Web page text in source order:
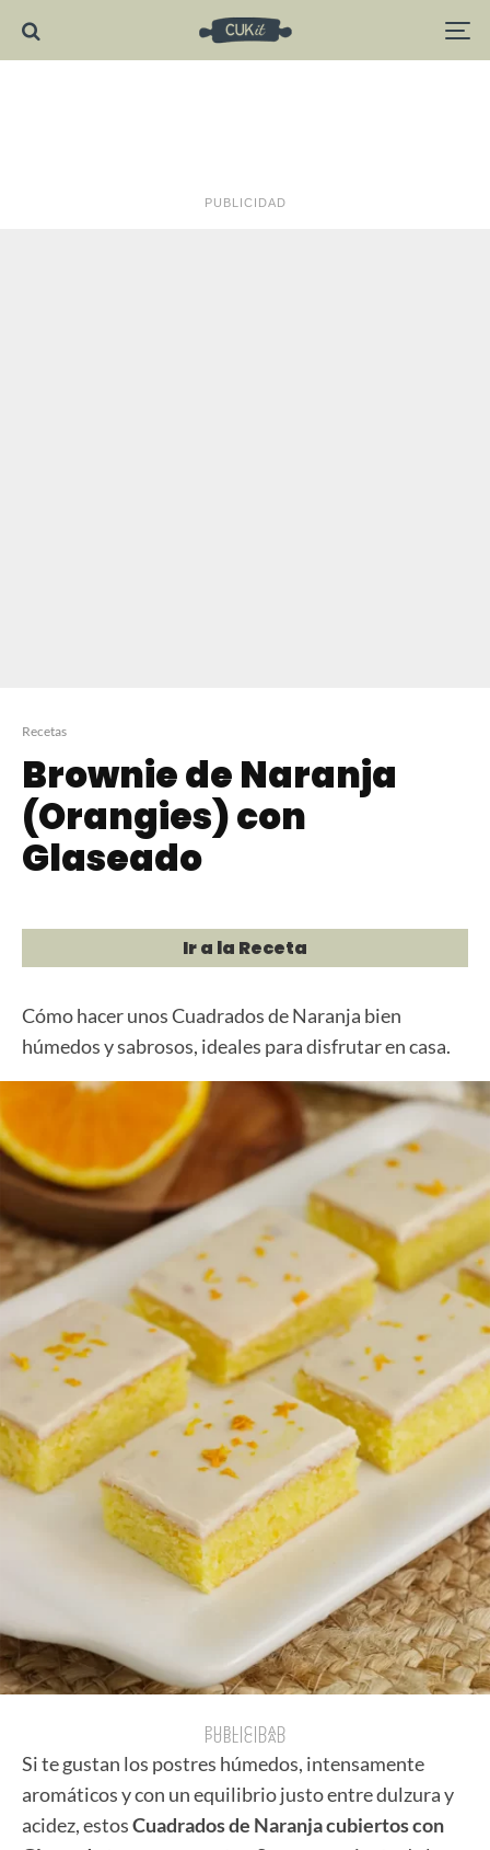
PUBLICIDAD
Recetas
Brownie de Naranja
(Orangies) con
Glaseado
Ir a la Receta
Cómo hacer unos Cuadrados de Naranja bien
húmedos y sabrosos, ideales para disfrutar en casa.
PUBLICIDAD
PUBLICIDAD
Si te gustan los postres húmedos, intensamente
aromáticos y con un equilibrio justo entre dulzura y
acidez, estosCuadrados de Naranja cubiertos con